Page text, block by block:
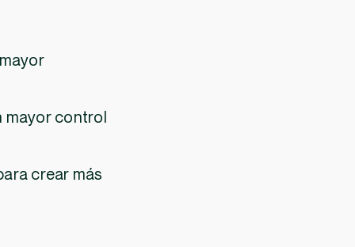
mayor control
crear más